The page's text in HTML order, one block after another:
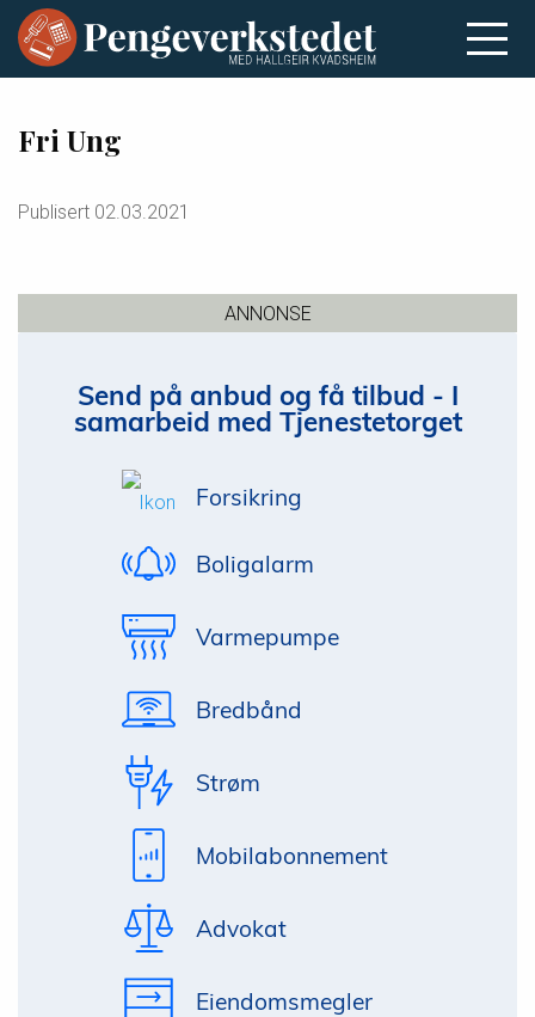
Fri Ung
Publisert 02.03.2021
ANNONSE
Send på anbud og få tilbud - I
samarbeid med Tjenestetorget
Forsikring
Boligalarm
Varmepumpe
Bredbånd
Strøm
Mobilabonnement
Advokat
Eiendomsmegler